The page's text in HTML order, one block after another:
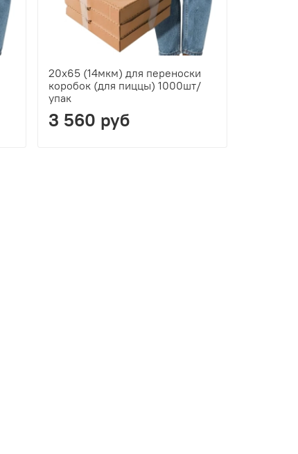
20x65 (14мкм) для переноски
коробок (для пиццы) 1000шт/
упак
3 560 руб